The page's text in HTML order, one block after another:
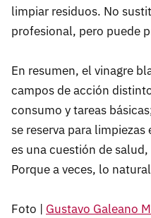
limpiar residuos. No
profesional, pero puede
En resumen, el vinagre
campos de acción
consumo y tareas
se reserva para
es una cuestión de
Porque a veces, lo
Foto | Gustavo Galeano